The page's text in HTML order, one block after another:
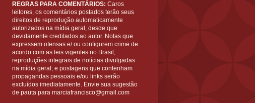
REGRAS PARA COMENTÁRIOS: Caros
leitores, os comentários postados terão seus
direitos de reprodução automaticamente
autorizados na mídia geral, desde que
devidamente creditados ao autor. Notas que
expressem ofensas e/ ou configurem crime de
acordo com as leis vigentes no Brasil;
reproduções integrais de notícias divulgadas
na mídia geral; e postagens que contenham
propagandas pessoais e/ou links serão
excluídos imediatamente. Envie sua sugestão
de pauta para marciafrancisco@gmail.com